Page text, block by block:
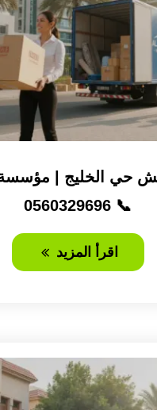
حي الخليج |
📞 0560329696
اقرأ المزيد